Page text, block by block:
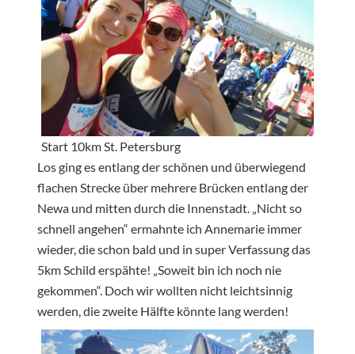
Start 10km St. Petersburg
Los ging es entlang der schönen und überwiegend
flachen Strecke über mehrere Brücken entlang der
Newa und mitten durch die Innenstadt. „Nicht so
schnell angehen“ ermahnte ich Annemarie immer
wieder, die schon bald und in super Verfassung das
5km Schild erspähte! „Soweit bin ich noch nie
gekommen“. Doch wir wollten nicht leichtsinnig
werden, die zweite Hälfte könnte lang werden!